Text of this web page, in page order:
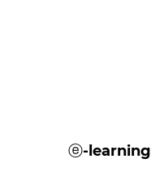
ⓔ-learning